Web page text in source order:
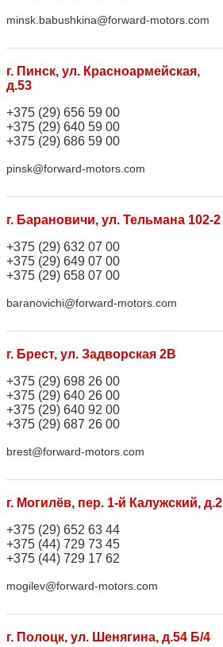
minsk.babushkina@forward-motors.com
г. Пинск, ул. Красноармейская,
д.53
+375 (29) 656 59 00
+375 (29) 640 59 00
+375 (29) 686 59 00
pinsk@forward-motors.com
г. Барановичи, ул. Тельмана 102-2
+375 (29) 632 07 00
+375 (29) 649 07 00
+375 (29) 658 07 00
baranovichi@forward-motors.com
г. Брест, ул. Задворская 2В
+375 (29) 698 26 00
+375 (29) 640 26 00
+375 (29) 640 92 00
+375 (29) 687 26 00
brest@forward-motors.com
г. Могилёв, пер. 1-й Калужский, д.2
+375 (29) 652 63 44
+375 (44) 729 73 45
+375 (44) 729 17 62
mogilev@forward-motors.com
г. Полоцк, ул. Шенягина, д.54 Б/4